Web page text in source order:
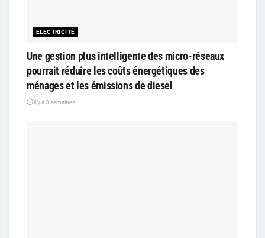
ELECTRICITÉ
Une gestion plus intelligente des micro-réseaux
pourrait réduire les coûts énergétiques des
ménages et les émissions de diesel
il y a 3 semaines